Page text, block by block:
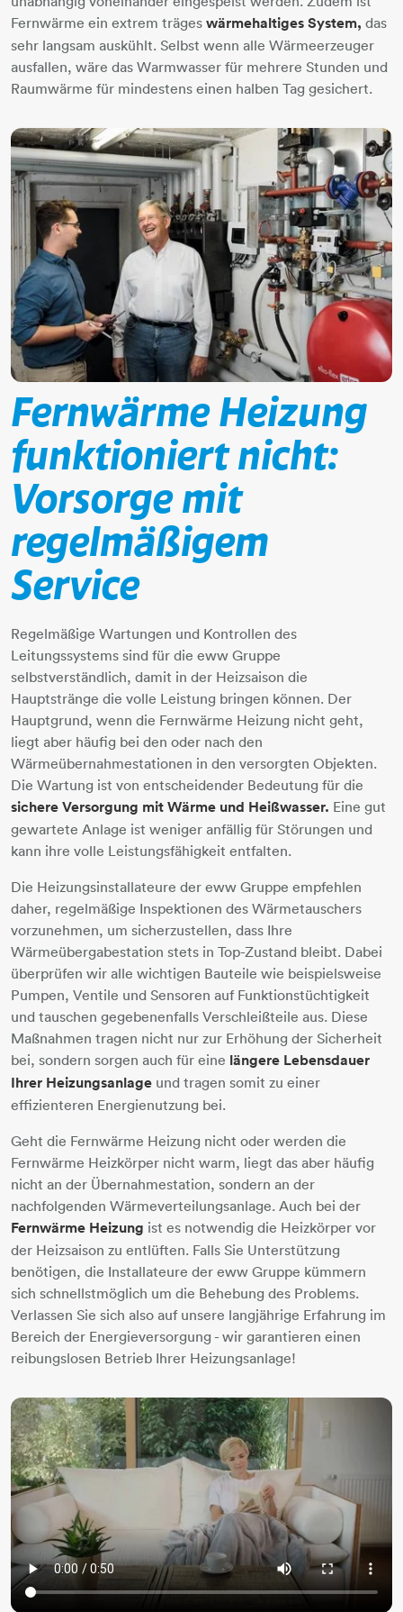
Fernwärme ein extrem träges wärmehaltiges System, das
sehr langsam auskühlt. Selbst wenn alle Wärmeerzeuger
ausfallen, wäre das Warmwasser für mehrere Stunden und
Raumwärme für mindestens einen halben Tag gesichert.
Fernwärme Heizung
funktioniert nicht:
Vorsorge mit
regelmäßigem
Service
Regelmäßige Wartungen und Kontrollen des
Leitungssystems sind für die eww Gruppe
selbstverständlich, damit in der Heizsaison die
Hauptstränge die volle Leistung bringen können. Der
Hauptgrund, wenn die Fernwärme Heizung nicht geht,
liegt aber häufig bei den oder nach den
Wärmeübernahmestationen in den versorgten Objekten.
Die Wartung ist von entscheidender Bedeutung für die
sichere Versorgung mit Wärme und Heißwasser. Eine gut
gewartete Anlage ist weniger anfällig für Störungen und
kann ihre volle Leistungsfähigkeit entfalten.
Die Heizungsinstallateure der eww Gruppe empfehlen
daher, regelmäßige Inspektionen des Wärmetauschers
vorzunehmen, um sicherzustellen, dass Ihre
Wärmeübergabestation stets in Top-Zustand bleibt. Dabei
überprüfen wir alle wichtigen Bauteile wie beispielsweise
Pumpen, Ventile und Sensoren auf Funktionstüchtigkeit
und tauschen gegebenenfalls Verschleißteile aus. Diese
Maßnahmen tragen nicht nur zur Erhöhung der Sicherheit
bei, sondern sorgen auch für eine längere Lebensdauer
Ihrer Heizungsanlage und tragen somit zu einer
effizienteren Energienutzung bei.
Geht die Fernwärme Heizung nicht oder werden die
Fernwärme Heizkörper nicht warm, liegt das aber häufig
nicht an der Übernahmestation, sondern an der
nachfolgenden Wärmeverteilungsanlage. Auch bei der
Fernwärme Heizung ist es notwendig die Heizkörper vor
der Heizsaison zu entlüften. Falls Sie Unterstützung
benötigen, die Installateure der eww Gruppe kümmern
sich schnellstmöglich um die Behebung des Problems.
Verlassen Sie sich also auf unsere langjährige Erfahrung im
Bereich der Energieversorgung - wir garantieren einen
reibungslosen Betrieb Ihrer Heizungsanlage!